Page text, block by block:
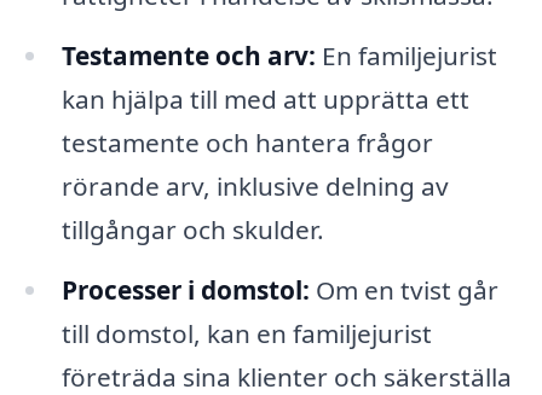
Testamente och arv: En familjejurist
kan hjälpa till med att upprätta ett
testamente och hantera frågor
rörande arv, inklusive delning av
tillgångar och skulder.
Processer i domstol: Om en tvist går
till domstol, kan en familjejurist
företräda sina klienter och säkerställa